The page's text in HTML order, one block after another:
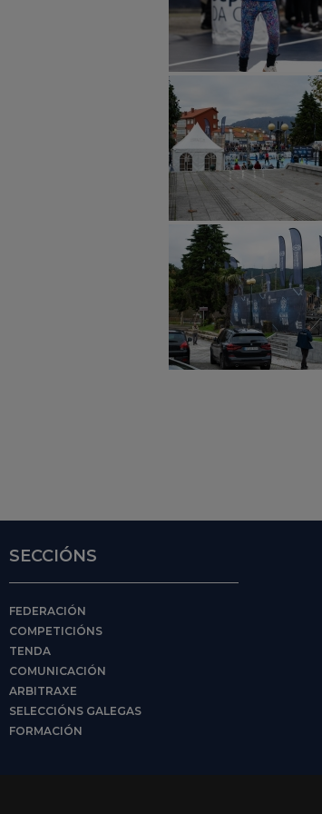
SECCIÓNS
FEDERACIÓN
COMPETICIÓNS
TENDA
COMUNICACIÓN
ARBITRAXE
SELECCIÓNS GALEGAS
FORMACIÓN